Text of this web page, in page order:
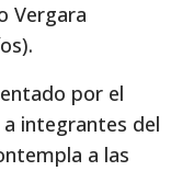
Vergara
por el
integrantes del
a las